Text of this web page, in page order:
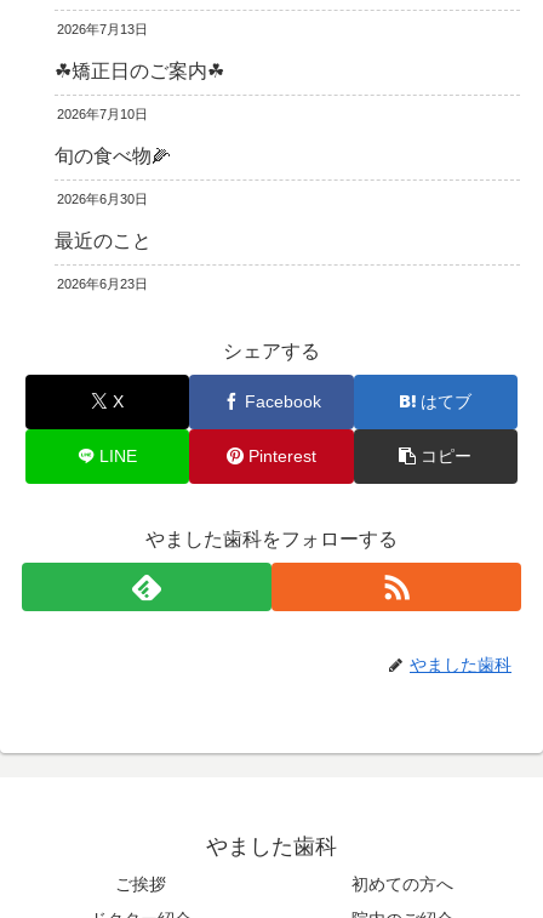
2026年7月13日
☘矯正日のご案内☘
2026年7月10日
旬の食べ物🌽
2026年6月30日
最近のこと
2026年6月23日
シェアする
X Facebook はてブ
LINE Pinterest コピー
やました歯科をフォローする
やました歯科
やました歯科
ご挨拶
初めての方へ